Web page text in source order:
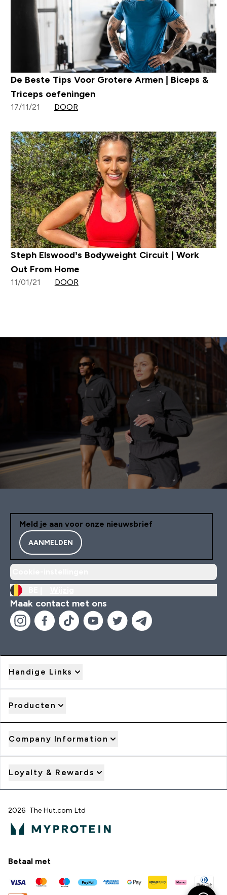
De Beste Tips Voor Grotere Armen | Biceps &
Triceps oefeningen
17/11/21 DOOR
Steph Elswood’s Bodyweight Circuit | Work
Out From Home
11/01/21 DOOR
Meld je aan voor onze nieuwsbrief
AANMELDEN
Maak contact met ons
Handige Links
Producten
Company Information
Loyalty & Rewards
2026 The Hut.com Ltd
Betaal met